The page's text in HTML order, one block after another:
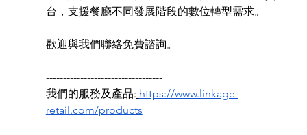
台，支援餐廳不同發展階段的數位轉型需求。
歡迎與我們聯絡免費諮詢。
----------------------------------------------------------------------
----------------------------------
我們的服務及產品: https://www.linkage-
retail.com/products